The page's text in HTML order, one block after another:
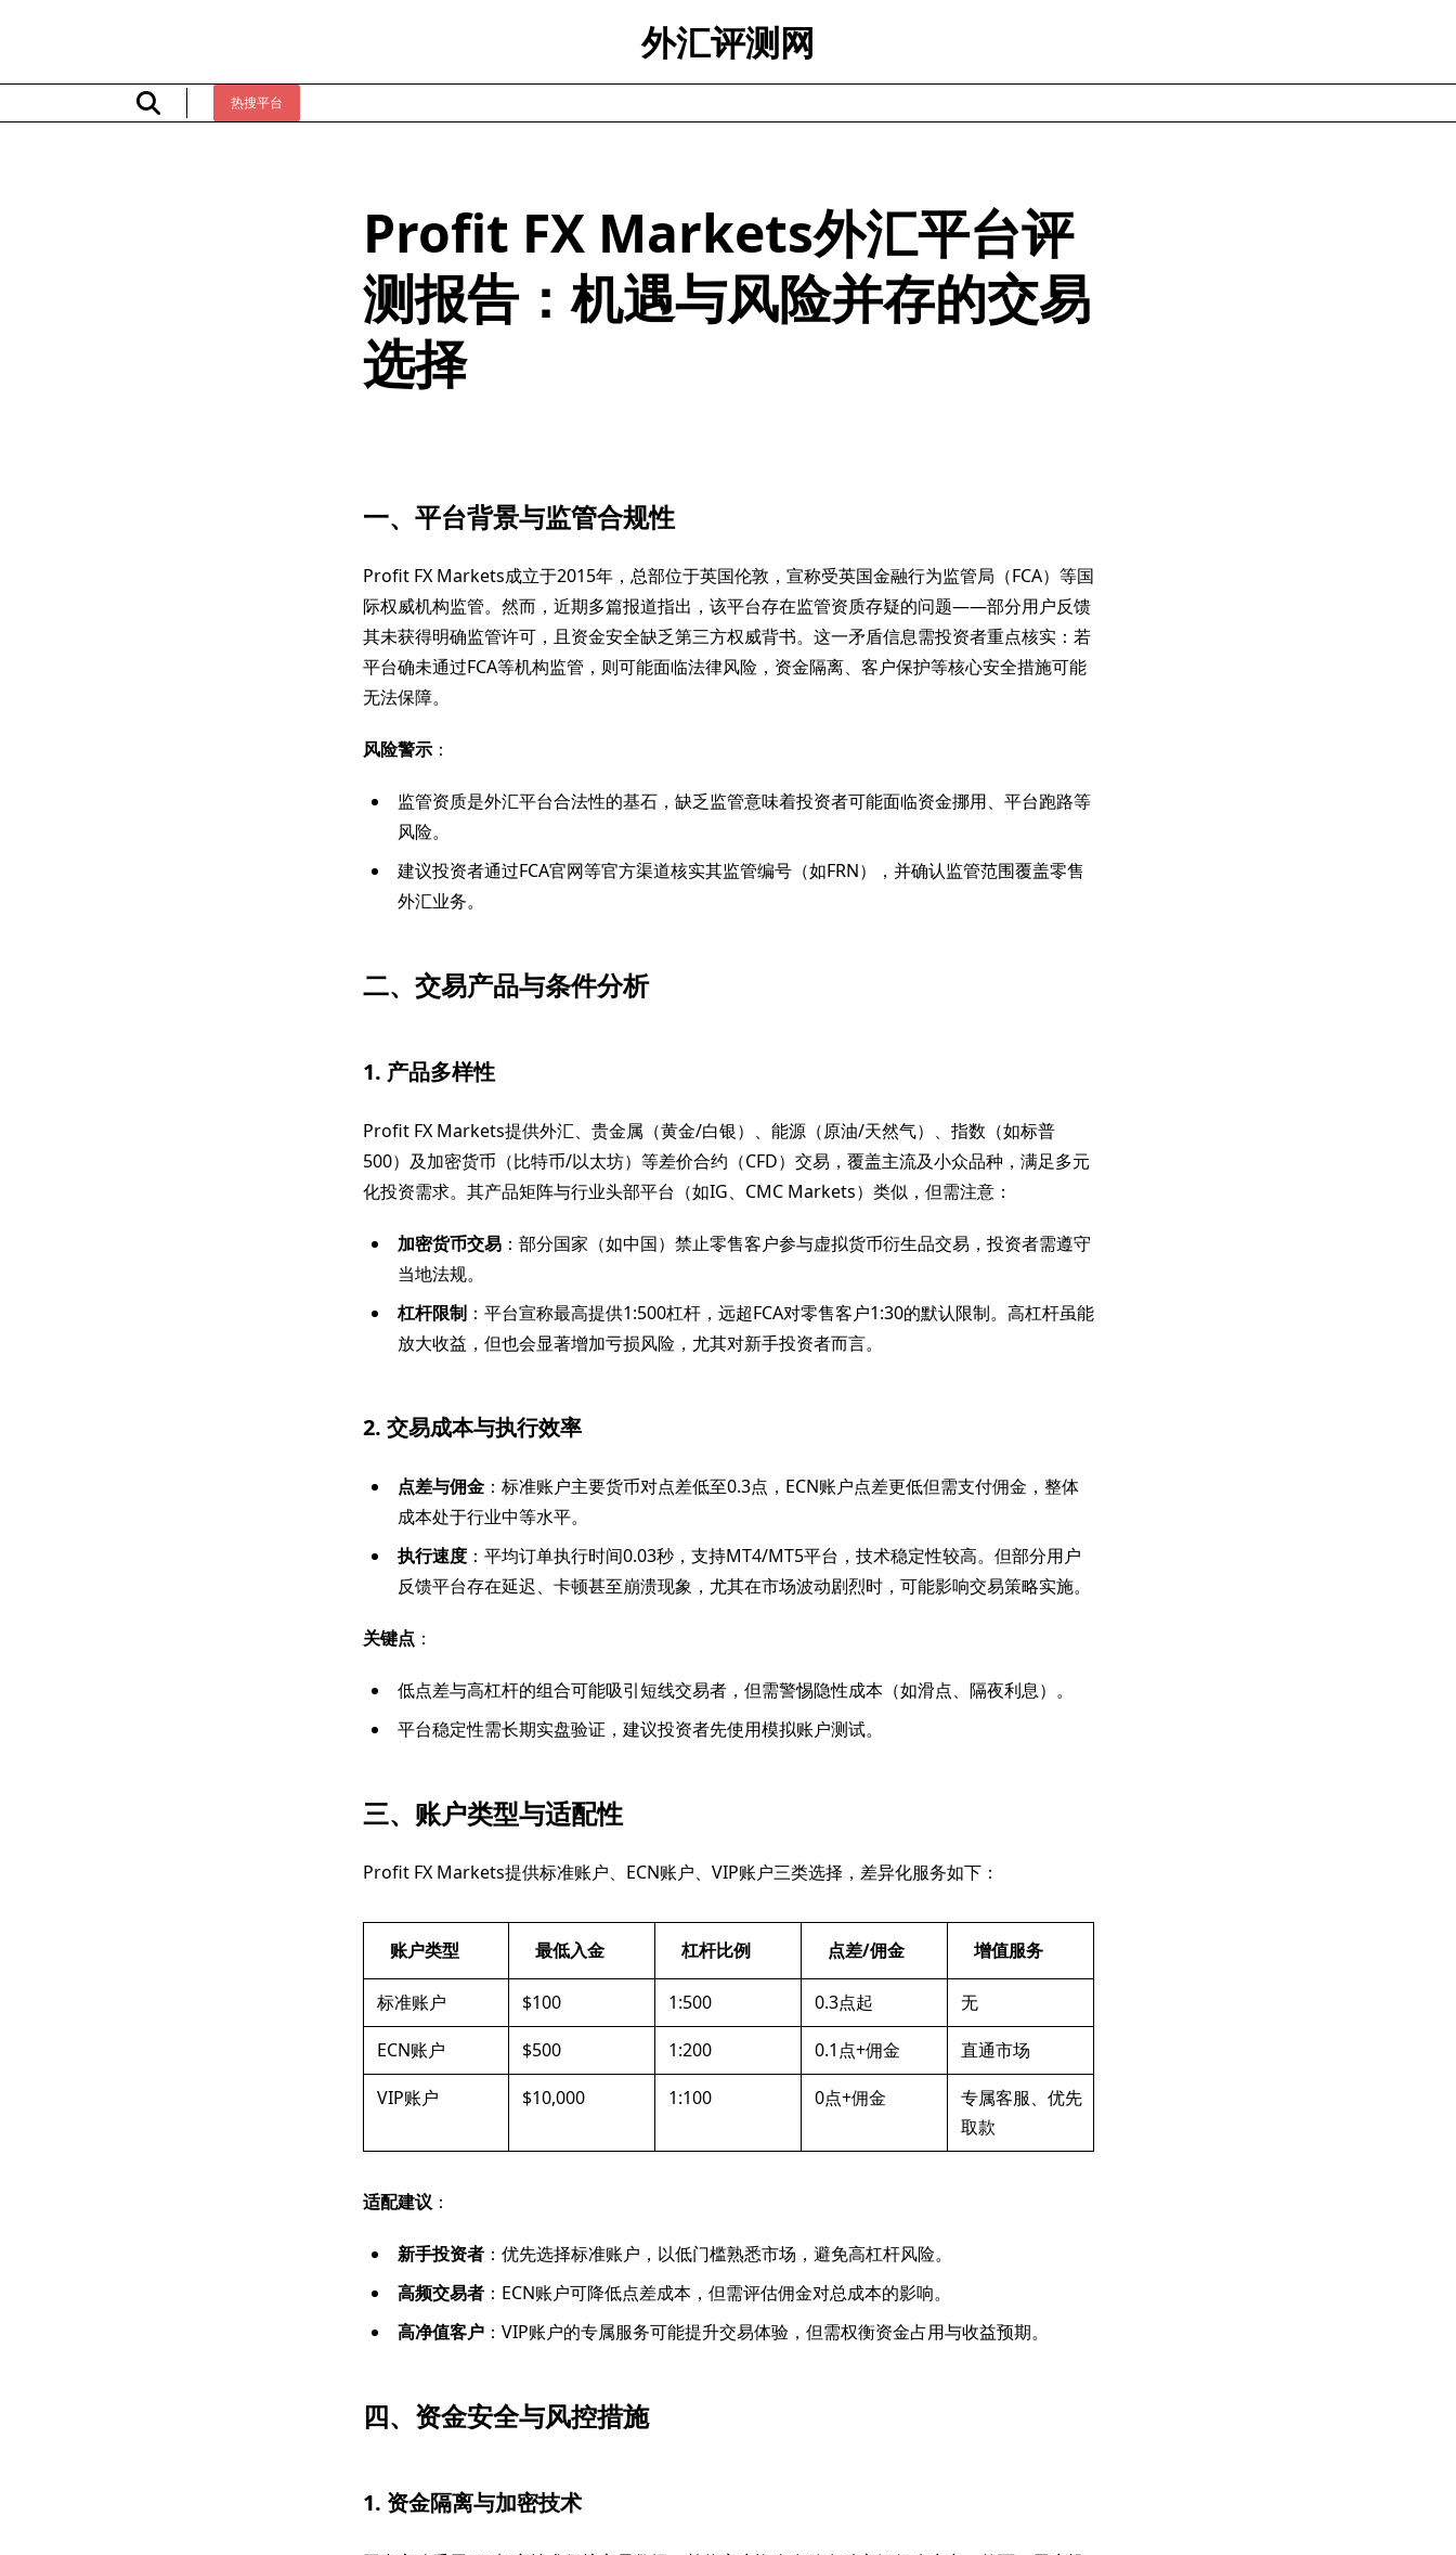
外汇评测网
热搜平台
Profit FX Markets外汇平台评
测报告：机遇与风险并存的交易
选择
一、平台背景与监管合规性
Profit FX Markets成立于2015年，总部位于英国伦敦，宣称受英国金融行为监管局（FCA）等国
际权威机构监管。然而，近期多篇报道指出，该平台存在监管资质存疑的问题——部分用户反馈
其未获得明确监管许可，且资金安全缺乏第三方权威背书。这一矛盾信息需投资者重点核实：若
平台确未通过FCA等机构监管，则可能面临法律风险，资金隔离、客户保护等核心安全措施可能
无法保障。
风险警示：
监管资质是外汇平台合法性的基石，缺乏监管意味着投资者可能面临资金挪用、平台跑路等
风险。
建议投资者通过FCA官网等官方渠道核实其监管编号（如FRN），并确认监管范围覆盖零售
外汇业务。
二、交易产品与条件分析
1. 产品多样性
Profit FX Markets提供外汇、贵金属（黄金/白银）、能源（原油/天然气）、指数（如标普
500）及加密货币（比特币/以太坊）等差价合约（CFD）交易，覆盖主流及小众品种，满足多元
化投资需求。其产品矩阵与行业头部平台（如IG、CMC Markets）类似，但需注意：
加密货币交易：部分国家（如中国）禁止零售客户参与虚拟货币衍生品交易，投资者需遵守
当地法规。
杠杆限制：平台宣称最高提供1:500杠杆，远超FCA对零售客户1:30的默认限制。高杠杆虽能
放大收益，但也会显著增加亏损风险，尤其对新手投资者而言。
2. 交易成本与执行效率
点差与佣金：标准账户主要货币对点差低至0.3点，ECN账户点差更低但需支付佣金，整体
成本处于行业中等水平。
执行速度：平均订单执行时间0.03秒，支持MT4/MT5平台，技术稳定性较高。但部分用户
反馈平台存在延迟、卡顿甚至崩溃现象，尤其在市场波动剧烈时，可能影响交易策略实施。
关键点 ：
低点差与高杠杆的组合可能吸引短线交易者，但需警惕隐性成本（如滑点、隔夜利息）。
平台稳定性需长期实盘验证，建议投资者先使用模拟账户测试。
三、账户类型与适配性
Profit FX Markets提供标准账户、ECN账户、VIP账户三类选择，差异化服务如下：
账户类型 最低入金 杠杆比例 点差/佣金 增值服务
标准账户 $100 1:500 0.3点起
无
ECN账户
$500 1:200 0.1点+佣金
直通市场
VIP账户
$10,000 1:100 0点+佣金
专属客服、优先
取款
适配建议 ：
新手投资者：优先选择标准账户，以低门槛熟悉市场，避免高杠杆风险。
高频交易者：ECN账户可降低点差成本，但需评估佣金对总成本的影响。
高净值客户：VIP账户的专属服务可能提升交易体验，但需权衡资金占用与收益预期。
四、资金安全与风控措施
1. 资金隔离与加密技术